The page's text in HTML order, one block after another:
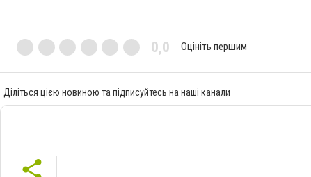
0,0 Оцініть першим
Діліться цією новиною та підписуйтесь на наші канали